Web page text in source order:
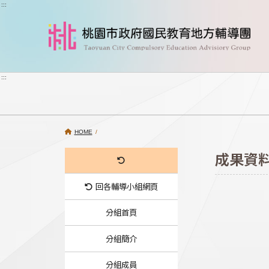
跳到主要內容
:::
:::
HOME /
回各輔導小組網頁
分組首頁
分組簡介
分組成員
成果資